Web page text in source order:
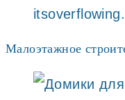
Малоэтажное